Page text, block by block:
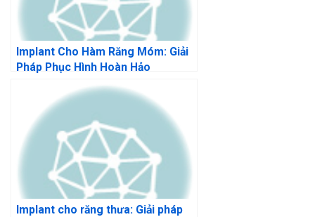
Implant Cho Hàm Răng Móm: Giải
Pháp Phục Hình Hoàn Hảo
Implant cho răng thưa: Giải pháp